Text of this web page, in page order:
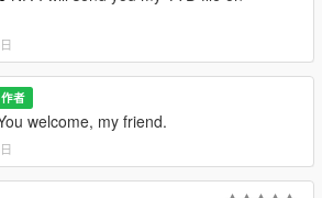
作者
welcome, my friend.